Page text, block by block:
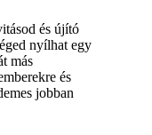
és újító
nyílhat egy
más
és
jobban